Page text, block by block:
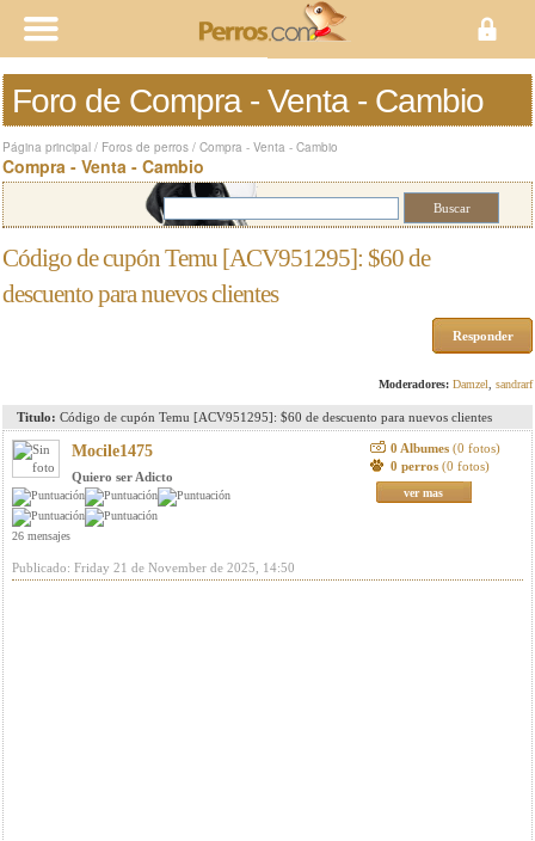
Foro de Compra - Venta - Cambio
Página principal / Foros de perros / Compra - Venta - Cambio
Compra - Venta - Cambio
Código de cupón Temu [ACV951295]: $60 de
descuento para nuevos clientes
Responder
Moderadores: Damzel sandrarf
Titulo: Código de cupón Temu [ACV951295]: $60 de descuento para nuevos clientes
Mocile1475
Quiero ser Adicto
26 mensajes
0 Albumes (0 fotos)
0 perros (0 fotos)
ver mas
Publicado: Friday 21 de November de 2025, 14:50